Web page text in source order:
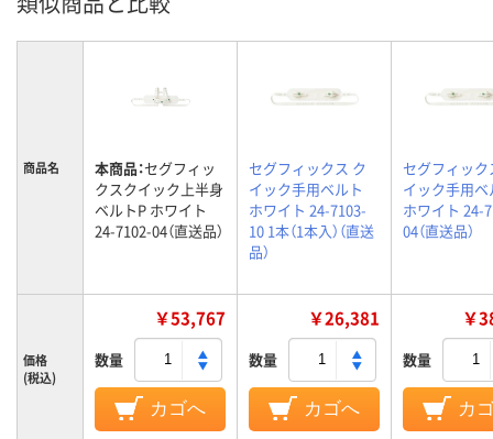
商品名 本商品：セグフィッ
クスクイック上半身
ベルトP ホワイト
24-7102-04（直送品）
セグフィックス ク
イック手用ベルト
ホワイト 24-7103-
10 1本（1本入）（直送
品）
セグフィック
イック手用ベ
ホワイト 24-
04（直送品）
価格
(税込)
￥53,767
数量
カゴへ
￥26,381
数量
カゴへ
￥
数量
カ